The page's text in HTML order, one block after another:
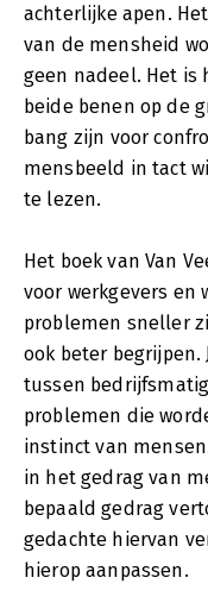
achterlijke apen.
van de mensheid
geen nadeel. Het is
beide benen op de
bang zijn voor
mensbeeld in tact
te lezen.
Het boek van Van
voor werkgevers en
problemen sneller
ook beter
tussen
problemen die
instinct van
in het gedrag van
bepaald gedrag
gedachte hiervan
hierop aanpassen.